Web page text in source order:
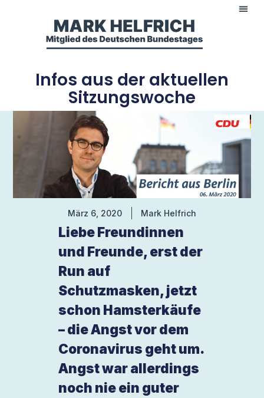
Infos aus der aktuellen
Sitzungswoche
März 6, 2020 Mark Helfrich
Liebe Freundinnen
und Freunde, erst der
Run auf
Schutzmasken, jetzt
schon Hamsterkäufe
– die Angst vor dem
Coronavirus geht um.
Angst war allerdings
noch nie ein guter